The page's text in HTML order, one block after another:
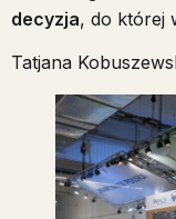
decyzja, do której
Tatjana